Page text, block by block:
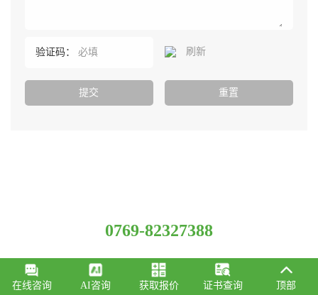
在线咨询 AI咨询 获取报价 证书查询 顶部
验证码： 刷新
0769-82327388
总部：广东省东莞市常平镇新南路科技园E座(优科大厦）
总机：150 1267 9411